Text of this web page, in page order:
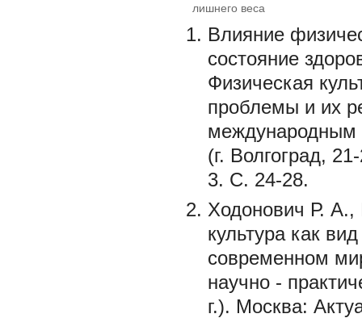
лишнего веса
Влияние
состояние
Физическая
проблемы и их
международным
(г. Волгоград,
3. С. 24-28.
Ходонович Р.
культура как
современном
научно -
г.). Москва: